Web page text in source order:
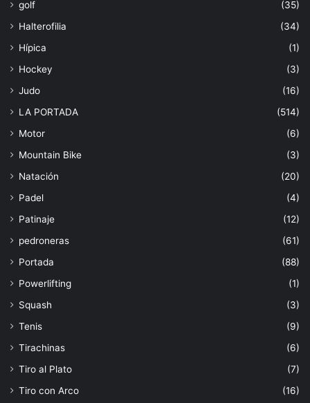
golf
(35)
Halterofilia
(34)
Hípica
(1)
Hockey
(3)
Judo
(16)
LA PORTADA
(514)
Motor
(6)
Mountain Bike
(3)
Natación
(20)
Padel
(4)
Patinaje
(12)
pedroneras
(61)
Portada
(88)
Powerlifting
(1)
Squash
(3)
Tenis
(9)
Tirachinas
(6)
Tiro al Plato
(7)
Tiro con Arco
(16)